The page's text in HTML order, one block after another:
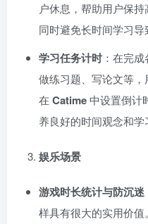
户休息，帮助用户保
同时避免长时间学习导
学习任务计时：在完成
做练习题、写论文等，
在 Catime中设置倒计
养良好的时间观念和学
娱乐场景
游戏时长统计与防沉迷
样具有很大的实用价